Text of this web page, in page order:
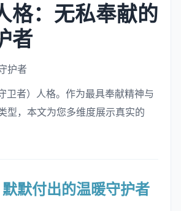
格：无私奉献的
者
护者
卫者）人格。作为最具奉献精神与
型，本文为您多维度展示真实的
默付出的温暖守护者